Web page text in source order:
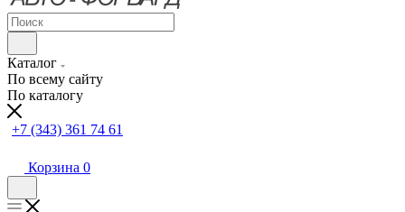
Каталог
По всему сайту
По каталогу
+7 (343) 361 74 61
Корзина 0